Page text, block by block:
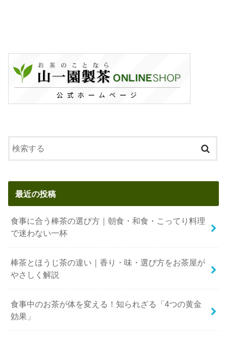
最近の投稿
食事に合う棒茶の選び方｜朝食・和食・こってり料理
で迷わない一杯
棒茶とほうじ茶の違い｜香り・味・選び方をお茶屋が
やさしく解説
食事中のお茶が体を変える！知られざる「4つの黄金
効果」